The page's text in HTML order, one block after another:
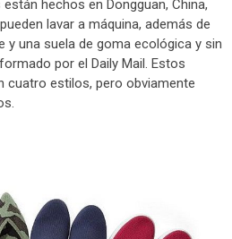
hechos en Dongguan, China,
lavar a máquina, además de
y una suela de goma ecológica y sin
por el Daily Mail. Estos
cuatro estilos, pero obviamente